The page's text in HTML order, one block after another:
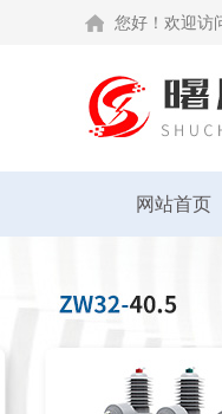
您好！欢迎访
网站首页